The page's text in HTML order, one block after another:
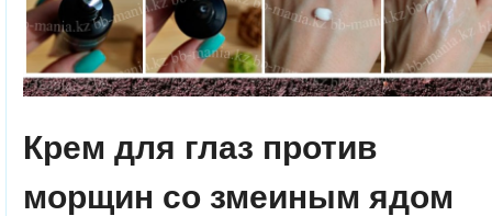
Крем для глаз против
морщин со змеиным ядом